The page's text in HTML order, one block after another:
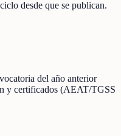
desde que se publican.
del año anterior
y certificados (AEAT/TGSS